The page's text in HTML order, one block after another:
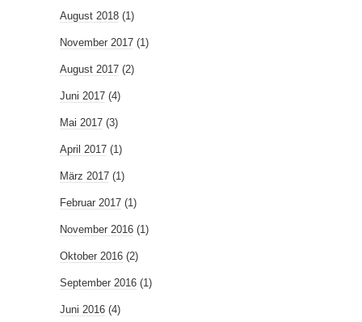
August 2018 (1)
November 2017 (1)
August 2017 (2)
Juni 2017 (4)
Mai 2017 (3)
April 2017 (1)
März 2017 (1)
Februar 2017 (1)
November 2016 (1)
Oktober 2016 (2)
September 2016 (1)
Juni 2016 (4)